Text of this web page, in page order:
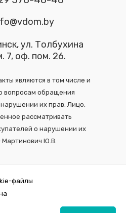
ул. Толбухина
7, оф. пом. 26.
являются в том числе и
вопросам обращения
их прав. Лицо,
рассматривать
о нарушении их
Мартинович Ю.В.
файлы